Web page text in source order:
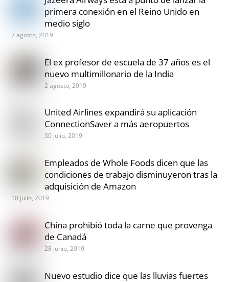
primera conexión en el Reino Unido en
medio siglo
7 agosto, 2019
El ex profesor de escuela de 37 años es el
nuevo multimillonario de la India
2 agosto, 2019
United Airlines expandirá su aplicación
ConnectionSaver a más aeropuertos
30 julio, 2019
Empleados de Whole Foods dicen que las
condiciones de trabajo disminuyeron tras la
adquisición de Amazon
18 julio, 2019
China prohibió toda la carne que provenga
de Canadá
28 junio, 2019
Nuevo estudio dice que las lluvias fuertes